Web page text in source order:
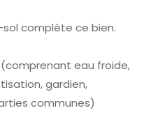
complète ce bien.
eau froide,
gardien,
communes)